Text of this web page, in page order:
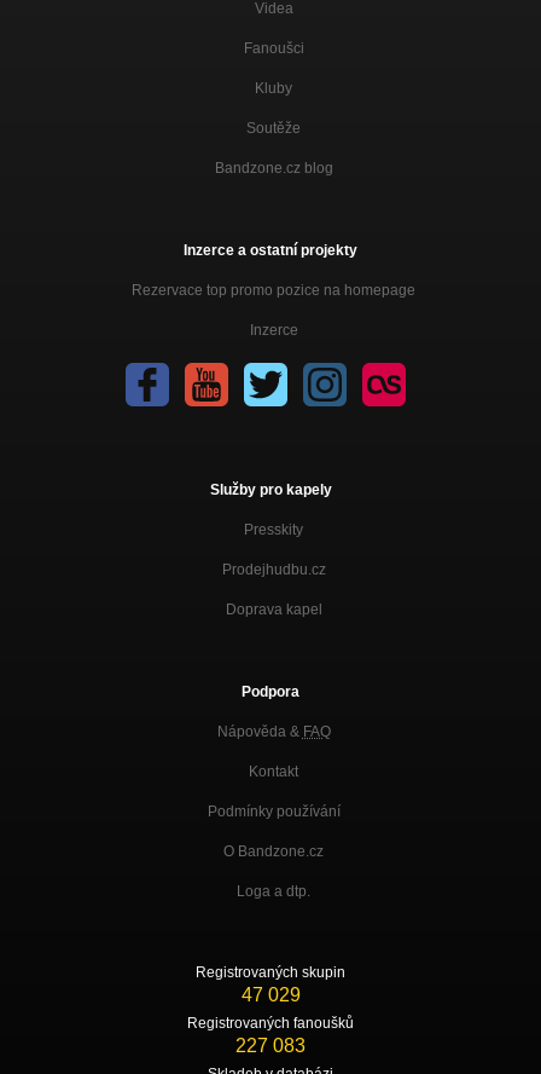
Videa
Fanoušci
Kluby
Soutěže
Bandzone.cz blog
Inzerce a ostatní projekty
Rezervace top promo pozice na homepage
Inzerce
Služby pro kapely
Presskity
Prodejhudbu.cz
Doprava kapel
Podpora
Nápověda & FAQ
Kontakt
Podmínky používání
O Bandzone.cz
Loga a dtp.
Registrovaných skupin
47 029
Registrovaných fanoušků
227 083